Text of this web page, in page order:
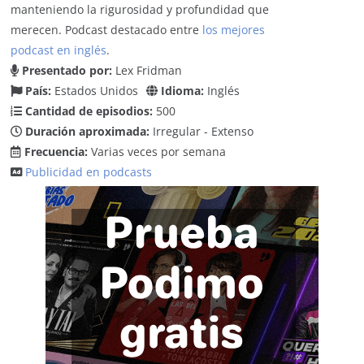
manteniendo la rigurosidad y profundidad que
merecen. Podcast destacado entre los mejores
podcast en inglés.
Presentado por: Lex Fridman
País: Estados Unidos Idioma: Inglés
Cantidad de episodios: 500
Duración aproximada: Irregular - Extenso
Frecuencia: Varias veces por semana
Publicidad en podcasts